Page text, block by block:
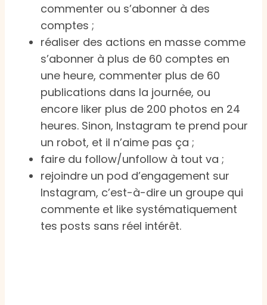
commenter ou s’abonner à des
comptes ;
réaliser des actions en masse comme
s’abonner à plus de 60 comptes en
une heure, commenter plus de 60
publications dans la journée, ou
encore liker plus de 200 photos en 24
heures. Sinon, Instagram te prend pour
un robot, et il n’aime pas ça ;
faire du follow/unfollow à tout va ;
rejoindre un pod d’engagement sur
Instagram, c’est-à-dire un groupe qui
commente et like systématiquement
tes posts sans réel intérêt.